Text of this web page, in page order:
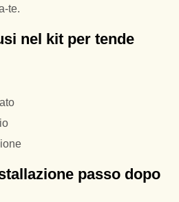
te.
nel kit per tende
passo dopo